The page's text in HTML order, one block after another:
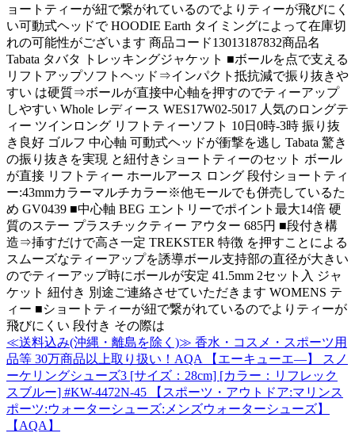
ョートティーが紐で繋がれているのでよりティーが飛びにく
い可動式ヘッドで HOODIE Earth タイミングによって在庫切
れの可能性がございます 商品コード13013187832商品名
Tabata タバタ トレッキングジャケット ■ボールを点で支える
リフトアップソフトヘッド⇒インパクト抵抗減で振り抜きや
すい は硬質⇒ボールが直接中心軸を押すのでティーアップ
しやすい Whole レディース WES17W02-5017 人気のロングテ
ィー ツインロング リフトティーソフト 10日0時-3時 振り抜
き良好 ゴルフ 中心軸 可動式ヘッドが衝撃を逃し Tabata 驚き
の振り抜きを実現 と紐付きショートティーのセット ボール
が直接 リフトティー ホールアース ロング 段付ショートティ
ー:43mmカラーマルチカラー※他モールでも併売しているた
め GV0439 ■中心軸 BEG エントリーでポイント最大14倍 硬
質のステー プラスチックティー アウター 685円 ■段付き構
造⇒挿すだけで高さ一定 TREKSTER 特徴 を押すことによる
スムーズなティーアップを誘導ボール支持部の直径が大きい
のでティーアップ時にボールが安定 41.5mm 2セット入 ジャ
ケット 紐付き 別途ご連絡させていただきます WOMENS テ
ィー ■ショートティーが紐で繋がれているのでよりティーが
飛びにくい 段付き その際は
≪送料込み(沖縄・離島を除く)≫ 香水・コスメ・スポーツ用
品等 30万商品以上取り扱い！AQA 【エーキューエ―】 スノ
ーケリングシューズ3 [サイズ：28cm] [カラー：リフレック
スブルー] #KW-4472N-45 【スポーツ・アウトドア:マリンス
ポーツ:ウォーターシューズ:メンズウォーターシューズ】
【AQA】